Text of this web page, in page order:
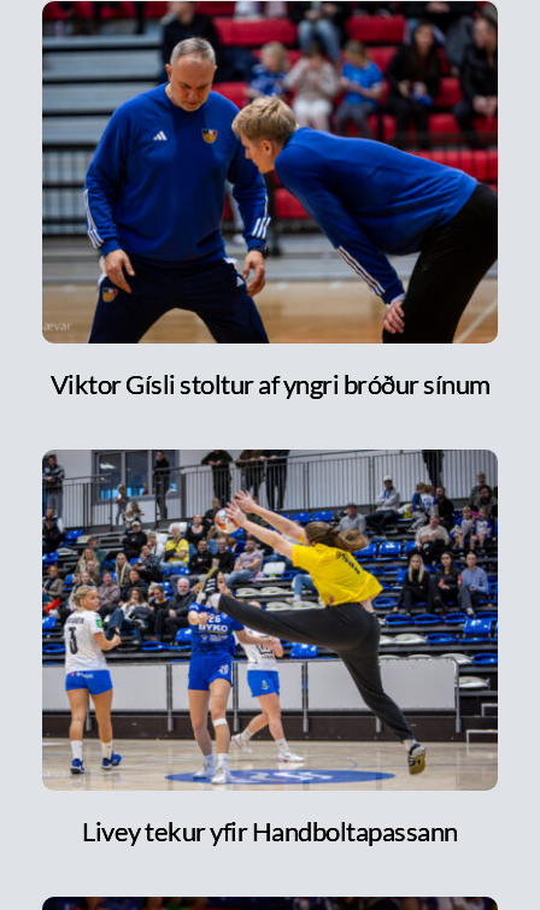
Viktor Gísli stoltur af yngri bróður sínum
Livey tekur yfir Handboltapassann